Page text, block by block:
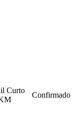
Curto
Confirmado